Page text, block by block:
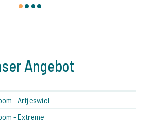
1 2 3 4
Angebot
- Artjeswiel
- Extreme